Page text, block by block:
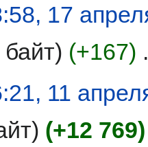
17
+167
11
+12 769